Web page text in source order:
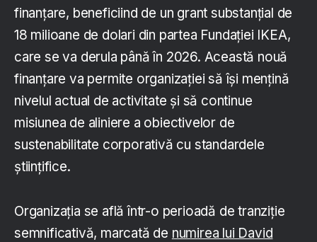
finanțare, beneficiind de un grant substanțial de
18 milioane de dolari din partea Fundației IKEA,
care se va derula până în 2026. Această nouă
finanțare va permite organizației să își mențină
nivelul actual de activitate și să continue
misiunea de aliniere a obiectivelor de
sustenabilitate corporativă cu standardele
științifice.
Organizația se află într-o perioadă de tranziție
semnificativă, marcată de numirea lui David